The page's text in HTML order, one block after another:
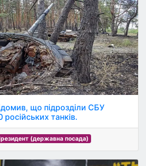
що підрозділи СБУ
російських танків.
(державна посада)